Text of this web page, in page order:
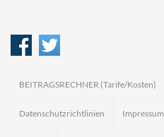
BEITRAGSRECHNER (Tarife/Kosten)
Datenschutzrichtlinien Impressum